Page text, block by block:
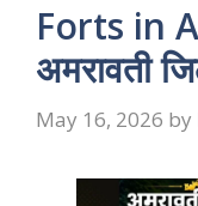
Forts in
अमरावती
May 16, 2026 by